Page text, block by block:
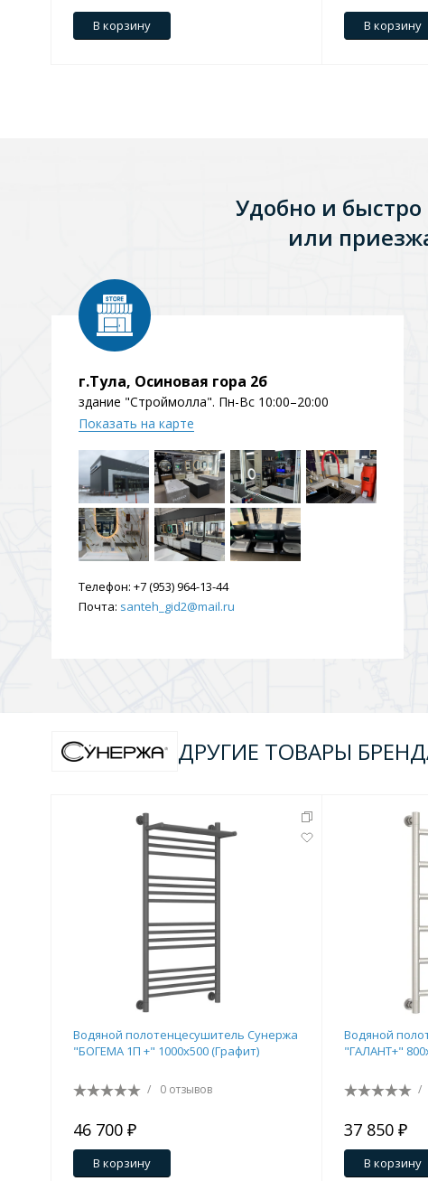
В корзину В корзину
Удобно и
или
г.Тула, Осиновая гора 2б
здание "Строймолла". Пн-Вс 10:00–20:00
Показать на карте
Телефон: +7 (953) 964-13-44
Почта: santeh_gid2@mail.ru
ДРУГИЕ ТОВАРЫ
Водяной полотенцесушитель Сунержа
"БОГЕМА 1П +" 1000х500 (Графит)
/ 0 отзывов
46 700 ₽
В корзину
Водяной
"ГАЛАНТ+"
/
37 850 ₽
В корзину